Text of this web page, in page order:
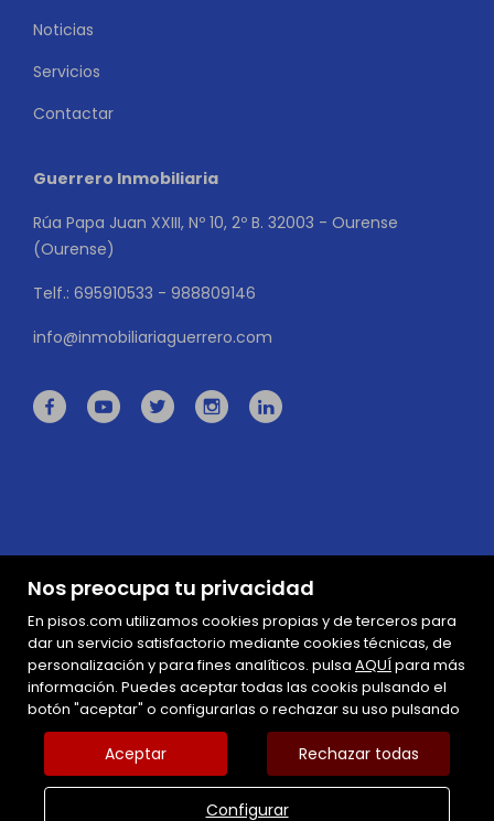
Nos preocupa tu privacidad
En pisos.com utilizamos cookies propias y de terceros para
dar un servicio satisfactorio mediante cookies técnicas, de
personalización y para fines analíticos. pulsa AQUÍpara más
información. Puedes aceptar todas las cookis pulsando el
botón "aceptar" o configurarlas o rechazar su uso pulsando
Aceptar Rechazar todas
Configurar
Noticias
Servicios
Contactar
Guerrero Inmobiliaria
Rúa Papa Juan XXIII, Nº 10, 2º B. 32003 - Ourense
(Ourense)
Telf.: 695910533 - 988809146
info@inmobiliariaguerrero.com
Mapa Web
Aviso legal
Inmuebles destacados
Política de cookies